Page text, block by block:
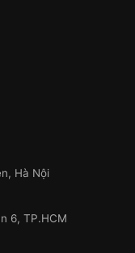
Hà Nội
6, TP.HCM